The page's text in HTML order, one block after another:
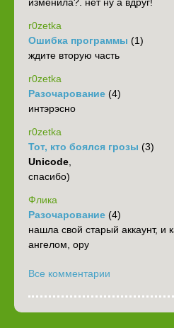
изменила?. нет ну а вдруг!
r0zetka
Ошибка программы (1)
ждите вторую часть
r0zetka
Разочарование (4)
интэрэсно
r0zetka
Тот, кто боялся грозы (3)
Unicode,
спасибо)
Флика
Разочарование (4)
нашла свой старый аккаунт, и
ангелом, ору
Все комментарии